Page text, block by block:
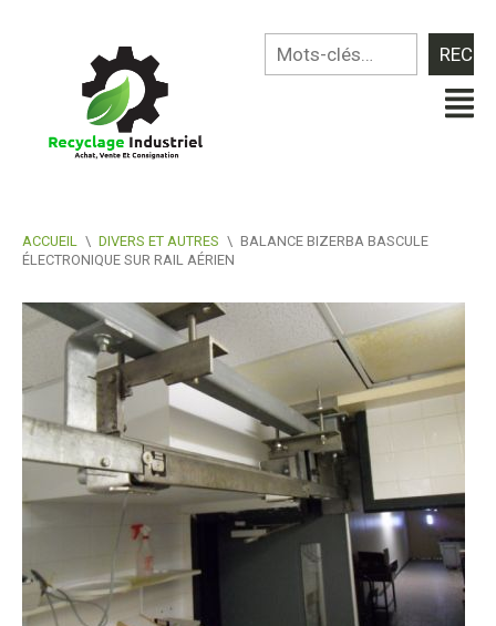
ACCUEIL \ DIVERS ET AUTRES \ BALANCE BIZERBA BASCULE
ÉLECTRONIQUE SUR RAIL AÉRIEN